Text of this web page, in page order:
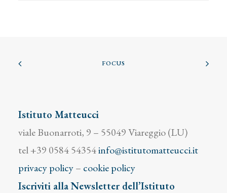
FOCUS
Istituto Matteucci
viale Buonarroti, 9 – 55049 Viareggio (LU)
tel +39 0584 54354info@istitutomatteucci.it
privacy policy– cookie policy
Iscriviti alla Newsletter dell’Istituto